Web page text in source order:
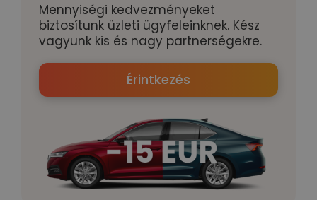
Mennyiségi kedvezményeket
biztosítunk üzleti ügyfeleinknek. Kész
vagyunk kis és nagy partnerségekre.
Érintkezés